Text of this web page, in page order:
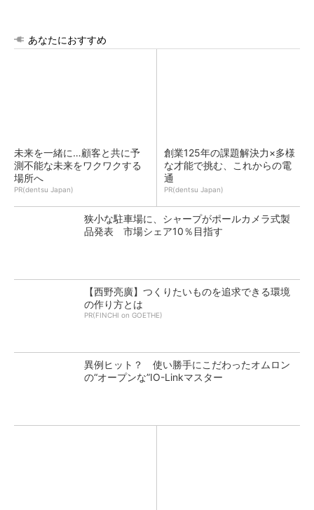
あなたにおすすめ
未来を一緒に…顧客と共に予
測不能な未来をワクワクする
場所へ
PR(dentsu Japan)
創業125年の課題解決力×多様
な才能で挑む、これからの電
通
PR(dentsu Japan)
狭小な駐車場に、シャープがポールカメラ式製
品発表 市場シェア10％目指す
【西野亮廣】つくりたいものを追求できる環境
の作り方とは
PR(FINCHI on GOETHE)
異例ヒット？ 使い勝手にこだわったオムロン
の“オープンな”IO-Linkマスター